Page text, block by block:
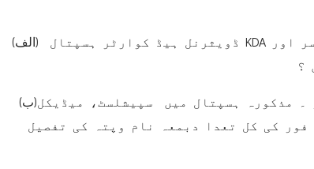
(الف) ڈویثرنل ہیڈ کوارٹر ہسپتال KDA کوہاٹ میں سپیشلسٹ، میڈیکل آفیسر اور
؟
(ب)اگر (الف)کا جواب اثبات میں ہو تو ۔ مذکورہ ہسپتال میں سپیشلسٹ، میڈیکل
فور کی کل تعدا دبمعہ نام وپتہ کی تفصیل